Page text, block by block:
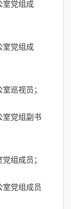
室党组成
室党组成
巡视员；
室党组副书
组成员；
室党组成员